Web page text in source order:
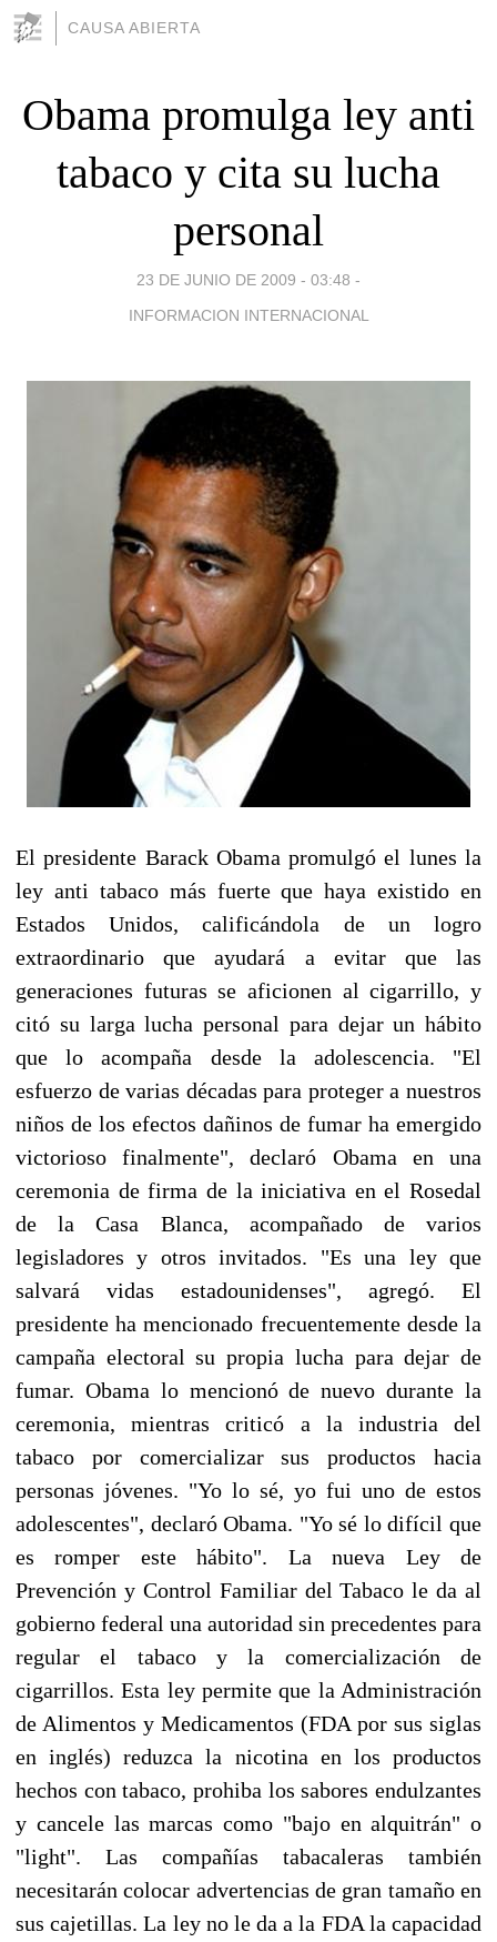
CAUSA ABIERTA
Obama promulga ley anti
tabaco y cita su lucha
personal
23 DE JUNIO DE 2009 - 03:48 -
INFORMACION INTERNACIONAL
El presidente Barack Obama promulgó el lunes la
ley anti tabaco más fuerte que haya existido en
Estados Unidos, calificándola de un logro
extraordinario que ayudará a evitar que las
generaciones futuras se aficionen al cigarrillo, y
citó su larga lucha personal para dejar un hábito
que lo acompaña desde la adolescencia. "El
esfuerzo de varias décadas para proteger a nuestros
niños de los efectos dañinos de fumar ha emergido
victorioso finalmente", declaró Obama en una
ceremonia de firma de la iniciativa en el Rosedal
de la Casa Blanca, acompañado de varios
legisladores y otros invitados. "Es una ley que
salvará vidas estadounidenses", agregó. El
presidente ha mencionado frecuentemente desde la
campaña electoral su propia lucha para dejar de
fumar. Obama lo mencionó de nuevo durante la
ceremonia, mientras criticó a la industria del
tabaco por comercializar sus productos hacia
personas jóvenes. "Yo lo sé, yo fui uno de estos
adolescentes", declaró Obama. "Yo sé lo difícil que
es romper este hábito". La nueva Ley de
Prevención y Control Familiar del Tabaco le da al
gobierno federal una autoridad sin precedentes para
regular el tabaco y la comercialización de
cigarrillos. Esta ley permite que la Administración
de Alimentos y Medicamentos (FDA por sus siglas
en inglés) reduzca la nicotina en los productos
hechos con tabaco, prohiba los sabores endulzantes
y cancele las marcas como "bajo en alquitrán" o
"light". Las compañías tabacaleras también
necesitarán colocar advertencias de gran tamaño en
sus cajetillas. La ley no le da a la FDA la capacidad